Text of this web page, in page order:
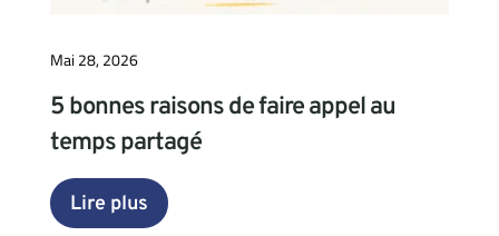
5 bonnes raisons de faire appel au
temps partagé
Lire plus
Mai 28, 2026